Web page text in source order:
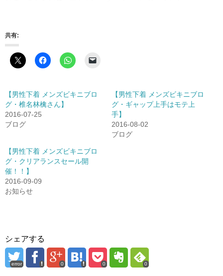
共有:
【男性下着 メンズビキニブロ
グ・椎名林檎さん】
2016-07-25
ブログ
【男性下着 メンズビキニブロ
グ・ギャップ上手はモテ上
手】
2016-08-02
ブログ
【男性下着 メンズビキニブロ
グ・クリアランスセール開
催！！】
2016-09-09
お知らせ
シェアする
error 0 0 0